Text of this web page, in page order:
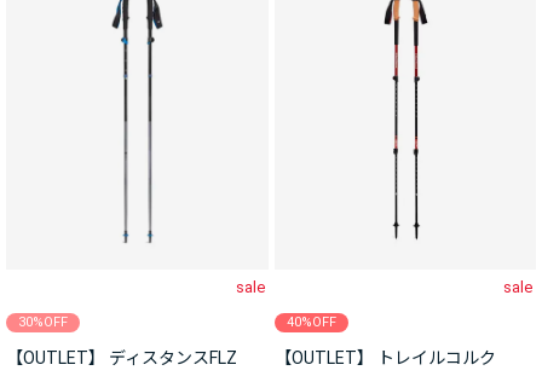
sale
30%OFF
【OUTLET】 ディスタンスFLZ
sale
40%OFF
【OUTLET】 トレイルコルク